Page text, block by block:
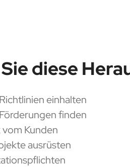
diese
einhalten
finden
Kunden
ausrüsten